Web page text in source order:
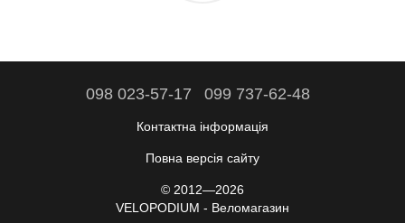
098 023-57-17 099 737-62-48
Контактна інформація
Повна версія сайту
© 2012—2026
VELOPODIUM - Веломагазин